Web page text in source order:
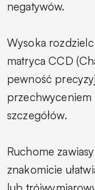
negatywów.
Wysoka
matryca CCD
pewność
przechwyceniem
szczegółów.
Ruchome
znakomicie